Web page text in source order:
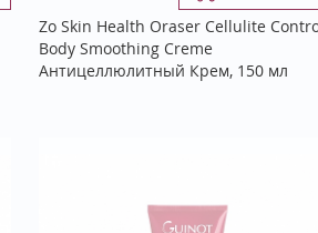
Zo Skin Health Oraser Cellulite
Body Smoothing Creme
Антицеллюлитный Крем, 150 мл